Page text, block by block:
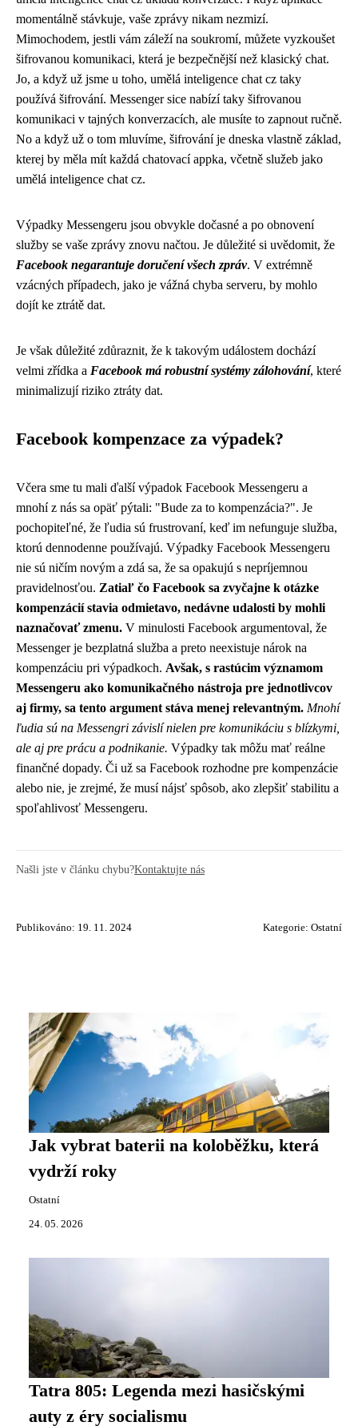
momentálně stávkuje, vaše zprávy nikam nezmizí.
Mimochodem, jestli vám záleží na soukromí, můžete vyzkoušet
šifrovanou komunikaci, která je bezpečnější než klasický chat.
Jo, a když už jsme u toho, umělá inteligence chat cz taky
používá šifrování. Messenger sice nabízí taky šifrovanou
komunikaci v tajných konverzacích, ale musíte to zapnout ručně.
No a když už o tom mluvíme, šifrování je dneska vlastně základ,
kterej by měla mít každá chatovací appka, včetně služeb jako
umělá inteligence chat cz.
Výpadky Messengeru jsou obvykle dočasné a po obnovení
služby se vaše zprávy znovu načtou. Je důležité si uvědomit, že
Facebook negarantuje doručení všech zpráv. V extrémně
vzácných případech, jako je vážná chyba serveru, by mohlo
dojít ke ztrátě dat.
Je však důležité zdůraznit, že k takovým událostem dochází
velmi zřídka a Facebook má robustní systémy zálohování, které
minimalizují riziko ztráty dat.
Facebook kompenzace za výpadek?
Včera sme tu mali ďalší výpadok Facebook Messengeru a
mnohí z nás sa opäť pýtali: "Bude za to kompenzácia?". Je
pochopiteľné, že ľudia sú frustrovaní, keď im nefunguje služba,
ktorú dennodenne používajú. Výpadky Facebook Messengeru
nie sú ničím novým a zdá sa, že sa opakujú s nepríjemnou
pravidelnosťou. Zatiaľ čo Facebook sa zvyčajne k otázke
kompenzácií stavia odmietavo, nedávne udalosti by mohli
naznačovať zmenu. V minulosti Facebook argumentoval, že
Messenger je bezplatná služba a preto neexistuje nárok na
kompenzáciu pri výpadkoch. Avšak, s rastúcim významom
Messengeru ako komunikačného nástroja pre jednotlivcov
aj firmy, sa tento argument stáva menej relevantným. Mnohí
ľudia sú na Messengri závislí nielen pre komunikáciu s blízkymi,
ale aj pre prácu a podnikanie. Výpadky tak môžu mať reálne
finančné dopady. Či už sa Facebook rozhodne pre kompenzácie
alebo nie, je zrejmé, že musí nájsť spôsob, ako zlepšiť stabilitu a
spoľahlivosť Messengeru.
Našli jste v článku chybu?Kontaktujte nás
Publikováno: 19. 11. 2024 Kategorie: Ostatní
Jak vybrat baterii na koloběžku, která
vydrží roky
Ostatní
24. 05. 2026
Tatra 805: Legenda mezi hasičskými
auty z éry socialismu